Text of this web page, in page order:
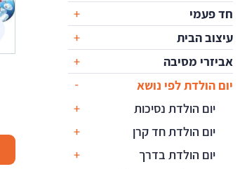
חד פעמי
עיצוב הבית
אביזרי מסיבה
יום הולדת לפי נושא
יום הולדת נסיכות
יום הולדת חד קרן
יום הולדת בדרך